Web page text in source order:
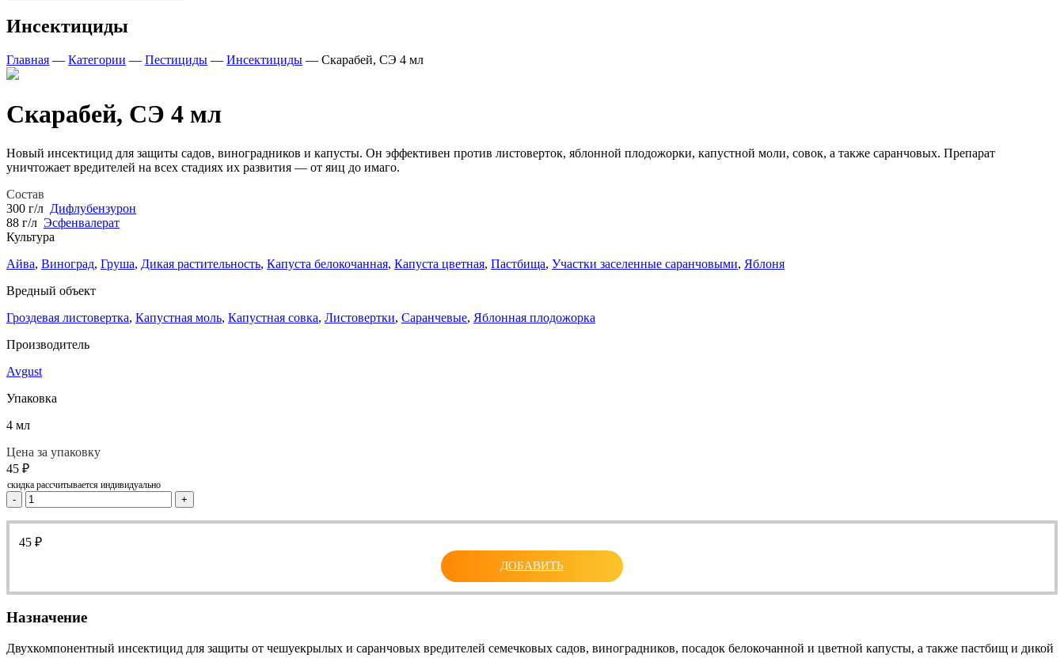
Инсектициды
Главная — Категории — Пестициды — Инсектициды — Скарабей, СЭ 4 мл
Скарабей, СЭ 4 мл
Новый инсектицид для защиты садов, виноградников и капусты. Он эффективен против листоверток, яблонной плодожорки, капустной моли, совок, а также саранчовых. Препарат
уничтожает вредителей на всех стадиях их развития — от яиц до имаго.
Состав
300 г/л Дифлубензурон
88 г/л Эсфенвалерат
Культура
Айва, Виноград, Груша, Дикая растительность, Капуста белокочанная, Капуста цветная, Пастбища, Участки заселенные саранчовыми, Яблоня
Вредный объект
Гроздевая листовертка, Капустная моль, Капустная совка, Листовертки, Саранчевые, Яблонная плодожорка
Производитель
Avgust
Упаковка
4 мл
Цена за упаковку
45 ₽
скидка рассчитывается индивидуально
- +
45 ₽
ДОБАВИТЬ
Назначение
Двухкомпонентный инсектицид для защиты от чешуекрылых и саранчовых вредителей семечковых садов, виноградников, посадок белокочанной и цветной капусты, а также пастбищ и дикой